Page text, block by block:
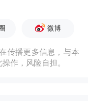
微博
传播更多信息，与本
作，风险自担。